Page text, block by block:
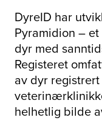
DyreID har
Pyramidion –
dyr med
Registeret
av dyr
helhetlig bilde